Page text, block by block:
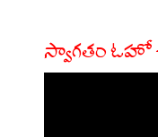
స్వాగతం